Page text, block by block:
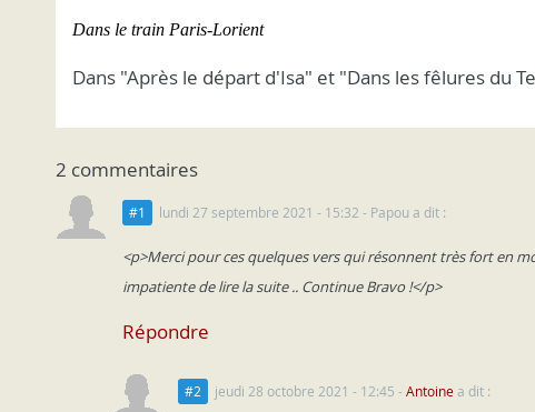
Dans le train Paris-Lorient
Dans "Après le départ d'Isa" et "Dans les fêlures du
2 commentaires
#1 lundi 27 septembre 2021 - 15:32 - Papou a dit :
<p>Merci pour ces quelques vers qui résonnent très fort en
impatiente de lire la suite .. Continue Bravo !</p>
Répondre
#2 jeudi 28 octobre 2021 - 12:45 - Antoine a dit :